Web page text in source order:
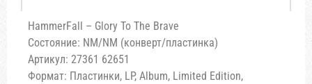
HammerFall – Glory To The Brave
Состояние: NM/NM (конверт/пластинка)
Артикул: 27361 62651
Формат: Пластинки, LP, Album, Limited Edition,